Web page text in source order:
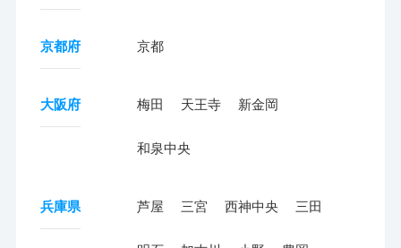
京都府 京都
大阪府 梅田 天王寺 新金岡
和泉中央
兵庫県 芦屋 三宮 西神中央 三田